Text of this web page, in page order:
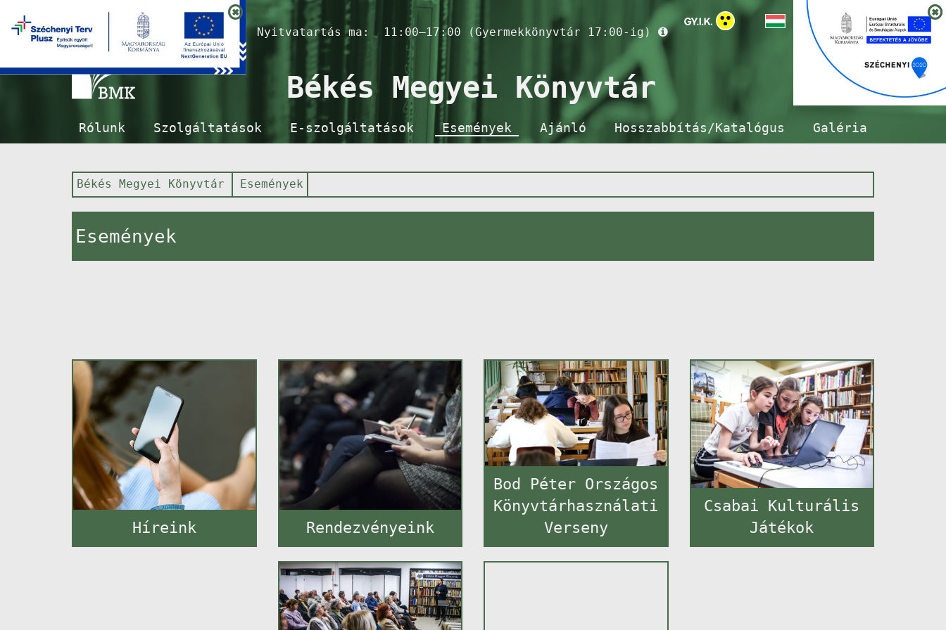
Nyitvatartás ma: 11:00–17:00 (Gyermekkönyvtár 17:00-ig)
Békés Megyei Könyvtár
Rólunk Szolgáltatások E-szolgáltatások Események Ajánló Hosszabbítás/Katalógus Galéria
Békés Megyei Könyvtár Események
Események
Híreink Rendezvényeink
Bod Péter Országos
Könyvtárhasználati
Verseny
Csabai Kulturális
Játékok